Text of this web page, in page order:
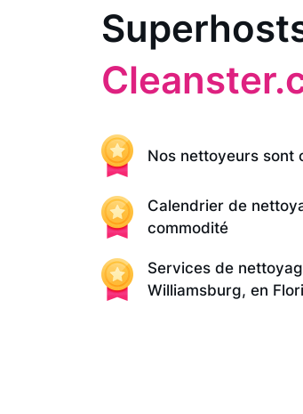
Nos nettoyeurs sont
Calendrier de
commodité
Services de
Williamsburg, en